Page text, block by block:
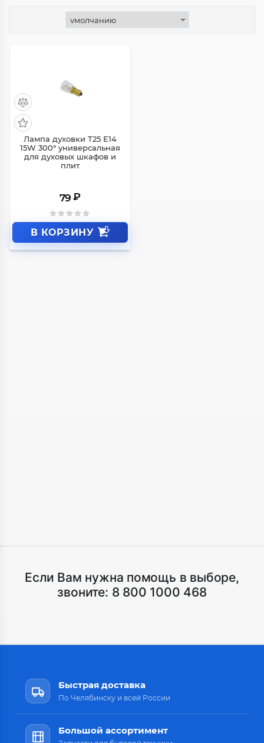
Лампа духовки T25 E14
15W 300° универсальная
для духовых шкафов и
плит
79 ₽
В КОРЗИНУ
Если Вам нужна помощь в выборе,
звоните: 8 800 1000 468
Быстрая доставка
По Челябинску и всей России
Большой ассортимент